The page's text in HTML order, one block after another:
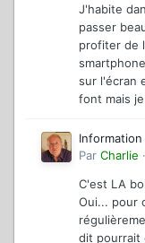
J'habite
passer
profiter de
sur l'écran
font mais
Par Charlie ·
C'est LA
Oui... pour
dit pourrait